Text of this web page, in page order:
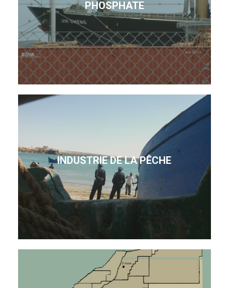
PHOSPHATE
INDUSTRIE DE LA PÊCHE